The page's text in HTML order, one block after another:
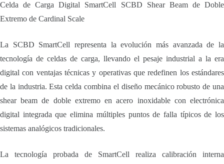
Celda de Carga Digital SmartCell SCBD Shear Beam de Doble
Extremo de Cardinal Scale
La SCBD SmartCell representa la evolución más avanzada de la
tecnología de celdas de carga, llevando el pesaje industrial a la era
digital con ventajas técnicas y operativas que redefinen los estándares
de la industria. Esta celda combina el diseño mecánico robusto de una
shear beam de doble extremo en acero inoxidable con electrónica
digital integrada que elimina múltiples puntos de falla típicos de los
sistemas analógicos tradicionales.
La tecnología probada de SmartCell realiza calibración interna